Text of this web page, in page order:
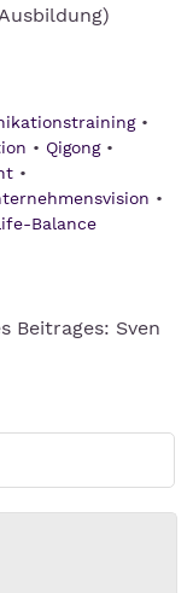
Qigong
Balance
Beitrages: Sven